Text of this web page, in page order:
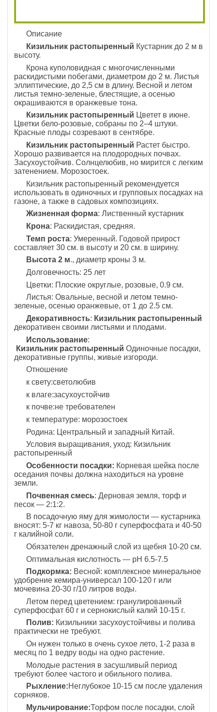
Описание
Кизильник растопыренный Кустарник до 2 м в
высоту.
Крона куполовидная с многочисленными
раскидистыми побегами, диаметром до 2 м. Листья
эллиптические, до 2,5 см в длину. Весной и летом
листья темно-зеленые, блестящие, а осенью
окрашиваются в оранжевые тона.
Кизильник растопыренный Цветет в июне.
Цветки бело-розовые, собраны по 2–4 штуки.
Красные плоды созревают в сентябре.
Кизильник растопыренный Растет быстро.
Хорошо развивается на плодородных почвах.
Засухоустойчив. Солнцелюбив, но мирится с легким
затенением. Морозостоек.
Кизильник растопыренный рекомендуется
использовать в одиночных и групповых посадках на
газоне, а также в садовых композициях.
Жизненная форма: Лиственный кустарник
Крона: Раскидистая, средняя.
Темп роста: Умеренный. Годовой прирост
составляет 30 см. в высоту и 20 см. в ширину.
Высота 2 м., диаметр кроны 3 м.
Долговечность: 25 лет
Цветки: Плоские округлые, розовые, 0.9 см.
Листья: Овальные, весной и летом темно-
зеленые, осенью оранжевые, от 1 до 2.5 см.
Декоративность: Кизильник растопыренный
декоративен своими листьями и плодами.
Использование:
Кизильник растопыренный Одиночные посадки,
декоративные группы, живые изгороди.
Отношение
к свету:светолюбив
к влаге:засухоустойчив
к почве:не требователен
к температуре: морозостоек
Родина: Центральный и западный Китай.
Условия выращивания, уход: Кизильник
растопыренный
Особенности посадки: Корневая шейка после
оседания почвы должна находиться на уровне
земли.
Почвенная смесь: Дерновая земля, торф и
песок — 2:1:2.
В посадочную яму для жимолости — кустарника
вносят: 5-7 кг навоза, 50-80 г суперфосфата и 40-50
г калийной соли.
Обязателен дренажный слой из щебня 10-20 см.
Оптимальная кислотность — pH 6.5-7.5
Подкормка: Весной: комплексное минеральное
удобрение кемира-универсал 100-120 г или
мочевина 20-30 г/10 литров воды.
Летом перед цветением: гранулированный
суперфосфат 60 г и сернокислый калий 10-15 г.
Полив: Кизильники засухоустойчивы и полива
практически не требуют.
Он нужен только в очень сухое лето, 1-2 раза в
месяц по 1 ведру воды на одно растение.
Молодые растения в засушливый период
требуют более частого и обильного полива.
Рыхление:Неглубокое 10-15 см после удаления
сорняков.
Мульчирование:Торфом после посадки, слой